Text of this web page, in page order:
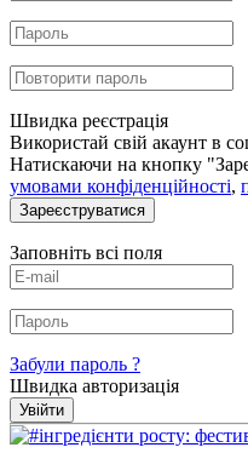
Швидка реєстрація
Використай свій акаунт в
Натискаючи на кнопку
умовами конфіденційності,
Зареєструватися
Заповніть всі поля
Забули пароль ?
Швидка авторизація
Увійти